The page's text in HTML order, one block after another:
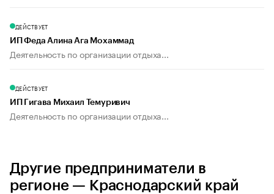
ДЕЙСТВУЕТ
ИП Феда Алина Ага Мохаммад
Деятельность по организации отдыха...
ДЕЙСТВУЕТ
ИП Гигава Михаил Темуривич
Деятельность по организации отдыха...
Другие предприниматели в
регионе — Краснодарский край